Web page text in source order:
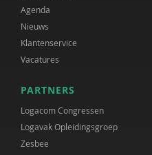
Agenda
Nieuws
Klantenservice
Vacatures
PARTNERS
Logacom Congressen
Logavak Opleidingsgroep
Zesbee